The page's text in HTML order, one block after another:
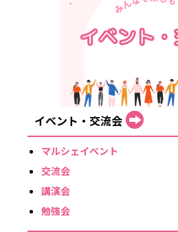
イベント・交流会
マルシェイベント
交流会
講演会
勉強会